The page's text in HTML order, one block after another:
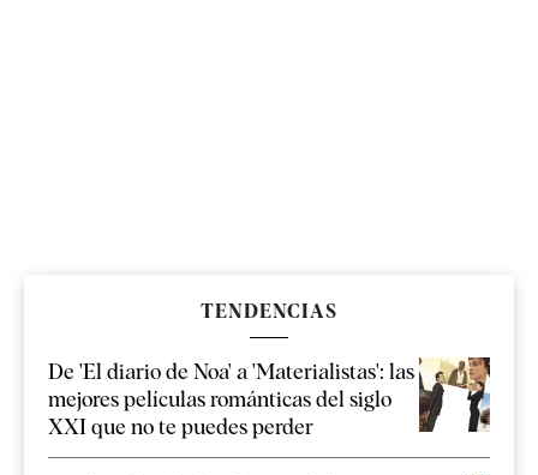
TENDENCIAS
De 'El diario de Noa' a 'Materialistas': las
mejores películas románticas del siglo
XXI que no te puedes perder